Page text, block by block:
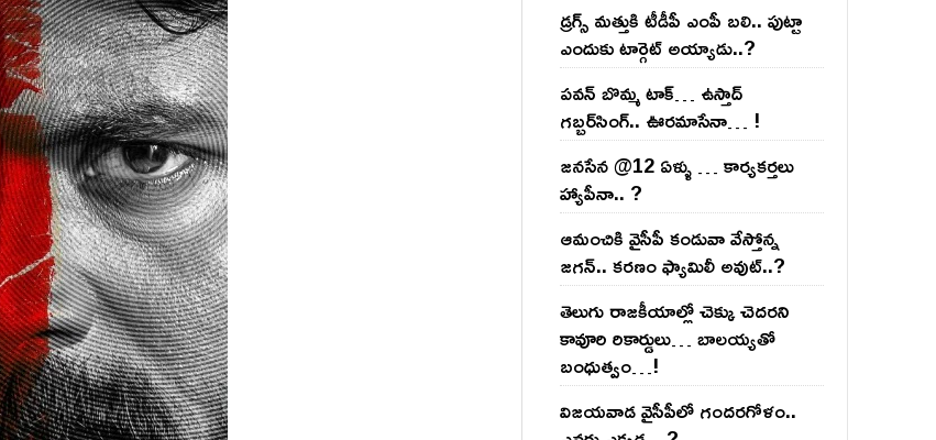
డ్రగ్స్ మత్తుకి టీడీపీ ఎంపీ బలి.. పుట్టా
ఎందుకు టార్గెట్ అయ్యాడు..?
ప‌వ‌న్ బొమ్మ టాక్‌… ఉస్తాద్
గ‌బ్బ‌ర్‌సింగ్‌.. ఊర‌మాసేనా… !
జనసేన @12 ఏళ్ళు … కార్యకర్తలు
హ్యాపీనా.. ?
ఆమంచికి వైసీపీ కండువా వేస్తోన్న
జ‌గ‌న్‌.. క‌ర‌ణం ఫ్యామిలీ అవుట్‌..?
తెలుగు రాజ‌కీయాల్లో చెక్కు చెద‌ర‌ని
కావూరి రికార్డులు… బాల‌య్యతో
బంధుత్వం…!
విజ‌య‌వాడ వైసీపీలో గంద‌ర‌గోళం..